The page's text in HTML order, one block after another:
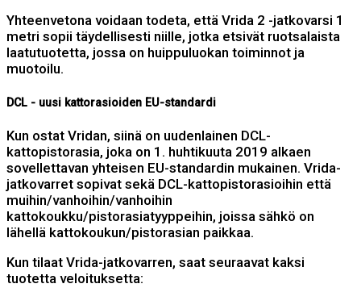
Yhteenvetona voidaan todeta, että Vrida 2 -jatkovarsi 1
metri sopii täydellisesti niille, jotka etsivät ruotsalaista
laatutuotetta, jossa on huippuluokan toiminnot ja
muotoilu.
DCL - uusi kattorasioiden EU-standardi
Kun ostat Vridan, siinä on uudenlainen DCL-
kattopistorasia, joka on 1. huhtikuuta 2019 alkaen
sovellettavan yhteisen EU-standardin mukainen. Vrida-
jatkovarret sopivat sekä DCL-kattopistorasioihin että
muihin/vanhoihin/vanhoihin
kattokoukku/pistorasiatyyppeihin, joissa sähkö on
lähellä kattokoukun/pistorasian paikkaa.
Kun tilaat Vrida-jatkovarren, saat seuraavat kaksi
tuotetta veloituksetta: